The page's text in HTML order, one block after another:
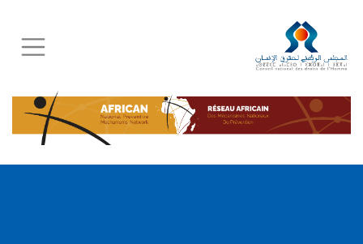
Skip
to
main
content